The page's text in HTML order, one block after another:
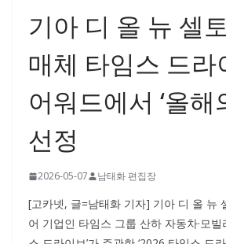
기아 디 올 뉴 셀
매체 타임스 드라
어워드에서 ‘올해
선정
2026-05-07 남태화 편집장
[고카넷, 글=남태화 기자] 기아 디 올 뉴
어 기업인 타임스 그룹 산하 자동차·모빌